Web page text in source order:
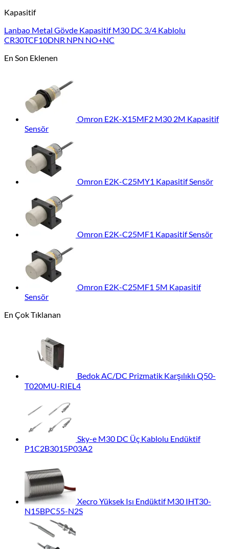
Kapasitif
Lanbao Metal Gövde Kapasitif M30 DC 3/4 Kablolu
CR30TCF10DNR NPN NO+NC
En Son Eklenen
Omron E2K-X15MF2 M30 2M Kapasitif
Sensör
Omron E2K-C25MY1 Kapasitif Sensör
Omron E2K-C25MF1 Kapasitif Sensör
Omron E2K-C25MF1 5M Kapasitif
Sensör
En Çok Tıklanan
Bedok AC/DC Prizmatik Karşılıklı Q50-
T020MU-RIEL4
Sky-e M30 DC Üç Kablolu Endüktif
P1C2B3015P03A2
Xecro Yüksek Isı Endüktif M30 IHT30-
N15BPC55-N2S